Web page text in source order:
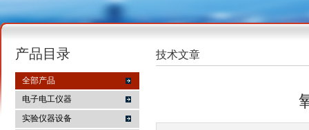
产品目录
全部产品
电子电工仪器
实验仪器设备
技术文章